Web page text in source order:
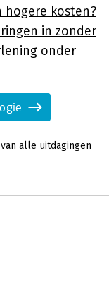
kosten?
in zonder
onder
alle uitdagingen